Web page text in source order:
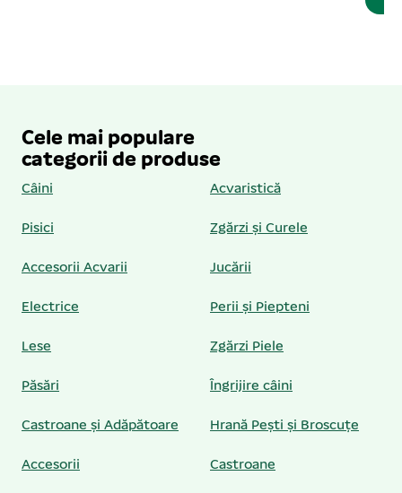
Cele mai populare
categorii de produse
Câini Acvaristică
Pisici Zgărzi și Curele
Accesorii Acvarii Jucării
Electrice Perii și Piepteni
Lese Zgărzi Piele
Păsări Îngrijire câini
Castroane și Adăpătoare Hrană Pești și Broscuțe
Accesorii Castroane